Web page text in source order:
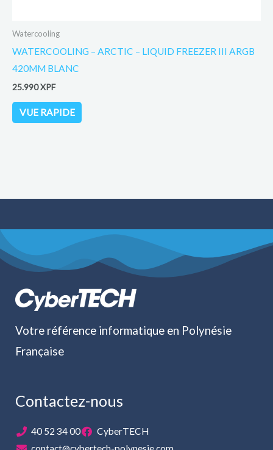
Watercooling
WATERCOOLING – ARCTIC – LIQUID FREEZER III ARGB
420MM BLANC
25.990XPF
VUE RAPIDE
Votre référence informatique en Polynésie
Française
Contactez-nous
40 52 34 00
CyberTECH